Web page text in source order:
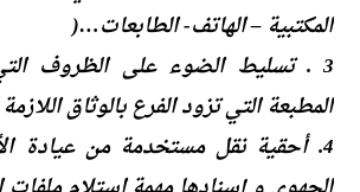
المكتبیة – الھاتف- الطابعات…(
3 . تسلیط الضوء على الظروف
المطبعة التي تزود الفرع بالوثاق
4. أحقیة نقل مستخدمة من عیادة